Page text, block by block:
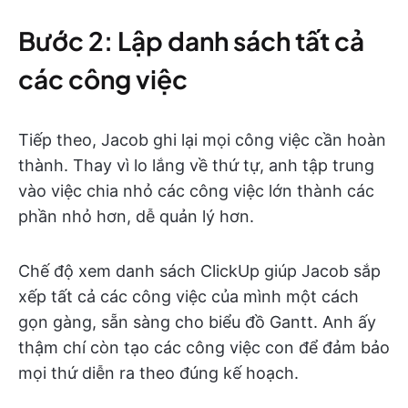
Bước 2: Lập danh sách tất cả
các công việc
Tiếp theo, Jacob ghi lại mọi công việc cần hoàn
thành. Thay vì lo lắng về thứ tự, anh tập trung
vào việc chia nhỏ các công việc lớn thành các
phần nhỏ hơn, dễ quản lý hơn.
Chế độ xem danh sách ClickUp giúp Jacob sắp
xếp tất cả các công việc của mình một cách
gọn gàng, sẵn sàng cho biểu đồ Gantt. Anh ấy
thậm chí còn tạo các công việc con để đảm bảo
mọi thứ diễn ra theo đúng kế hoạch.